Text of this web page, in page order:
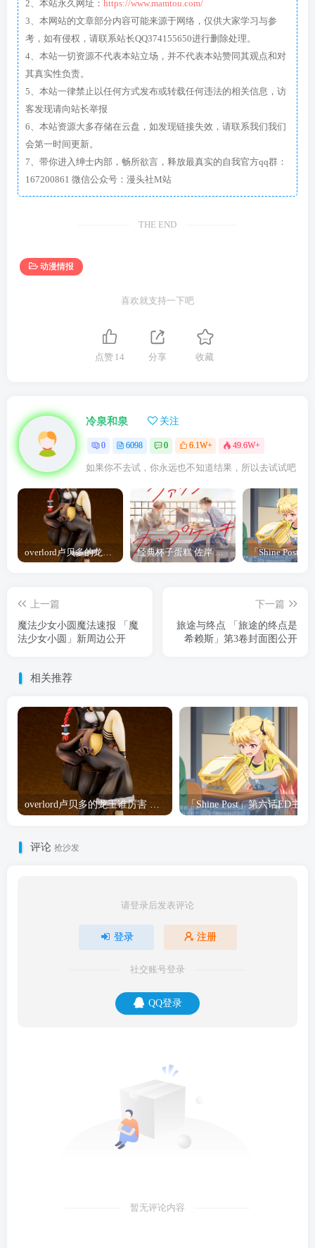
2、本站永久网址： https://www.mamtou.com/
3、本网站的文章部分内容可能来源于网络，仅供大家学习与参
考，如有侵权，请联系站长QQ374155650进行删除处理。
4、本站一切资源不代表本站立场，并不代表本站赞同其观点和对
其真实性负责。
5、本站一律禁止以任何方式发布或转载任何违法的相关信息，访
客发现请向站长举报
6、本站资源大多存储在云盘，如发现链接失效，请联系我们我们
会第一时间更新。
7、带你进入绅士内部，畅所欲言，释放最真实的自我官方qq群：
167200861 微信公众号：漫头社M站
THE END
动漫情报
喜欢就支持一下吧
点赞 14 分享 收藏
冷泉和泉 关注
0 6098 0 6.1W+ 49.6W+
如果你不去试，你永远也不知道结果，所以去试试吧
overlord卢贝多的龙王谁厉害 「Overlord」露普斯蕾琪娜·贝塔手办开订 经典杯子蛋糕 佐岸 漫画「经典杯子蛋糕」宣布真人日剧化
上一篇
魔法少女小圆魔法速报 「魔
法少女小圆」新周边公开
下一篇
旅途与终点 「旅途的终点是
希赖斯」第3卷封面图公开
相关推荐
评论 抢沙发
请登录后发表评论
登录 注册
社交账号登录
QQ登录
暂无评论内容